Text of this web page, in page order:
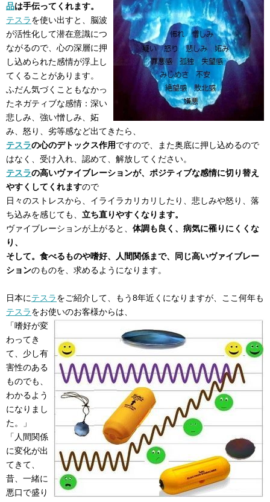
品は手伝ってくれます。
テスラを使い出すと、脳波
が活性化して潜在意識につ
ながるので、心の深層に押
し込められた感情が浮上し
てくることがあります。
ふだん気づくこともなかっ
たネガティブな感情：深い
悲しみ、強い憎しみ、妬
み、怒り、劣等感など出てきたら、
テスラの心のデトックス作用ですので、また奥底に押し込めるので
はなく、受け入れ、認めて、解放してください。
テスラの高いヴァイブレーションが、ポジティブな感情に切り替え
やすくしてくれますので
日々のストレスから、イライラカリカリしたり、悲しみや怒り、落
ち込みを感じても、 立ち直りやすくなります。
ヴァイブレーションが上がると、 体調も良く、病気に罹りにくくな
り、
そして。食べるものや嗜好、人間関係まで、同じ高いヴァイブレー
ションのものを、求めるようになります。
日本にテスラをご紹介して、もう8年近くになりますが、ここ何年も
テスラをお使いのお客様からは、
「嗜好が変
わってき
て、少し有
害性のある
ものでも、
わかるよう
になりまし
た。」
「人間関係
に変化が出
てきて、
昔、一緒に
悪口で盛り